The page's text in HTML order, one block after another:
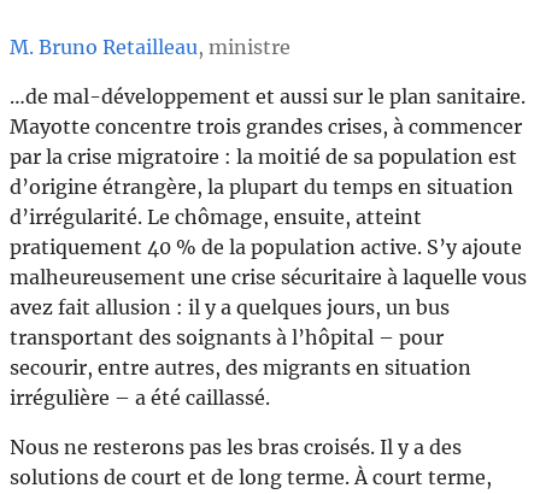
M. Bruno Retailleau, ministre
…de mal-développement et aussi sur le plan sanitaire.
Mayotte concentre trois grandes crises, à commencer
par la crise migratoire : la moitié de sa population est
d’origine étrangère, la plupart du temps en situation
d’irrégularité. Le chômage, ensuite, atteint
pratiquement 40 % de la population active. S’y ajoute
malheureusement une crise sécuritaire à laquelle vous
avez fait allusion : il y a quelques jours, un bus
transportant des soignants à l’hôpital – pour
secourir, entre autres, des migrants en situation
irrégulière – a été caillassé.
Nous ne resterons pas les bras croisés. Il y a des
solutions de court et de long terme. À court terme,